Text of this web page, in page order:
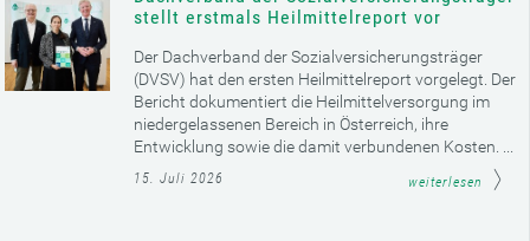
stellt erstmals Heilmittelreport vor
Der Dachverband der Sozialversicherungsträger
(DVSV) hat den ersten Heilmittelreport vorgelegt. Der
Bericht dokumentiert die Heilmittelversorgung im
niedergelassenen Bereich in Österreich, ihre
Entwicklung sowie die damit verbundenen Kosten. ...
15. Juli 2026 weiterlesen